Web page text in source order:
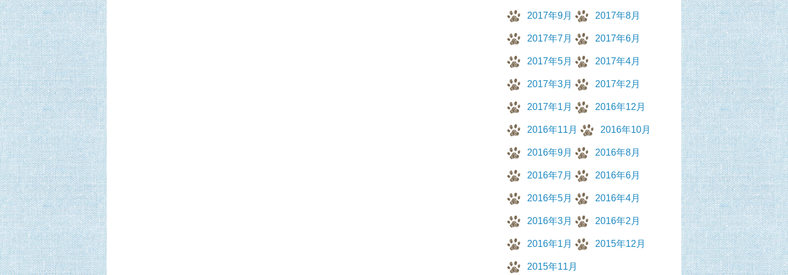
2017年9月 2017年8月
2017年7月 2017年6月
2017年5月 2017年4月
2017年3月 2017年2月
2017年1月 2016年12月
2016年11月 2016年10月
2016年9月 2016年8月
2016年7月 2016年6月
2016年5月 2016年4月
2016年3月 2016年2月
2016年1月 2015年12月
2015年11月